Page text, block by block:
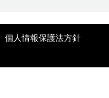
個人情報保護法方針